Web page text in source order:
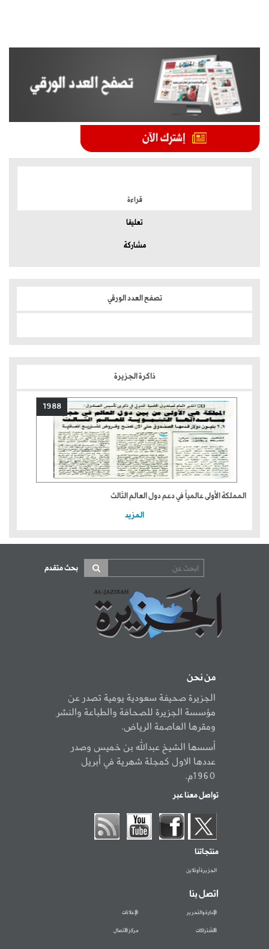
قراءة
تعليقا
مشاركة
تصفح العدد الورقي
ذاكرة الجزيرة
1988
المملكة الأولى عالمياً في دعم دول العالم الثالث
المزيد
بحث متقدم
من نحن
الجزيرة صحيفة سعودية يومية تصدر عن
مؤسسة الجزيرة للصحافة والطباعة والنشر
ومقرها العاصمة الرياض.
أسسها الشيخ عبدالله بن خميس وصدر
عددها الاول كمجلة شهرية في أبريل
1960م.
تواصل معنا عبر
منتجاتنا
الجزيرة أونلاين
اتصل بنا
الإدارة والتحرير الإعلانات
الاشتراكات مركز الاتصال